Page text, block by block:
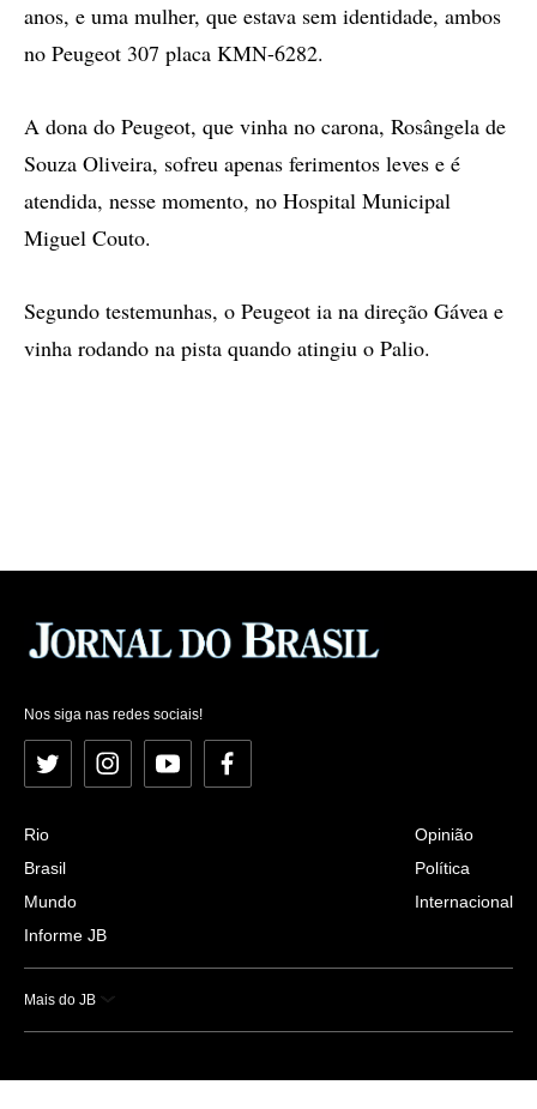
anos, e uma mulher, que estava sem identidade, ambos
no Peugeot 307 placa KMN-6282.
A dona do Peugeot, que vinha no carona, Rosângela de
Souza Oliveira, sofreu apenas ferimentos leves e é
atendida, nesse momento, no Hospital Municipal
Miguel Couto.
Segundo testemunhas, o Peugeot ia na direção Gávea e
vinha rodando na pista quando atingiu o Palio.
Nos siga nas redes sociais!
Twitter InstagramYouTubeFacebook
Rio
Brasil
Mundo
Informe JB
Opinião
Política
Internacional
Mais do JB
Esportes